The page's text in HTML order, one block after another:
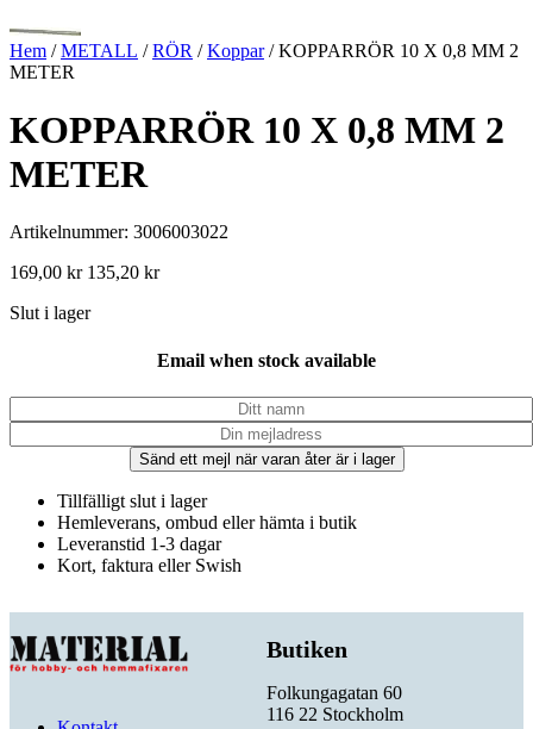
Hem /METALL /RÖR /Koppar/ KOPPARRÖR 10 X 0,8 MM 2
METER
KOPPARRÖR 10 X 0,8 MM 2
METER
Artikelnummer: 3006003022
169,00 kr 135,20 kr
Slut i lager
Email when stock available
Sänd ett mejl när varan åter är i lager
Tillfälligt slut i lager
Hemleverans, ombud eller hämta i butik
Leveranstid 1-3 dagar
Kort, faktura eller Swish
Butiken
Folkungagatan 60
116 22 Stockholm